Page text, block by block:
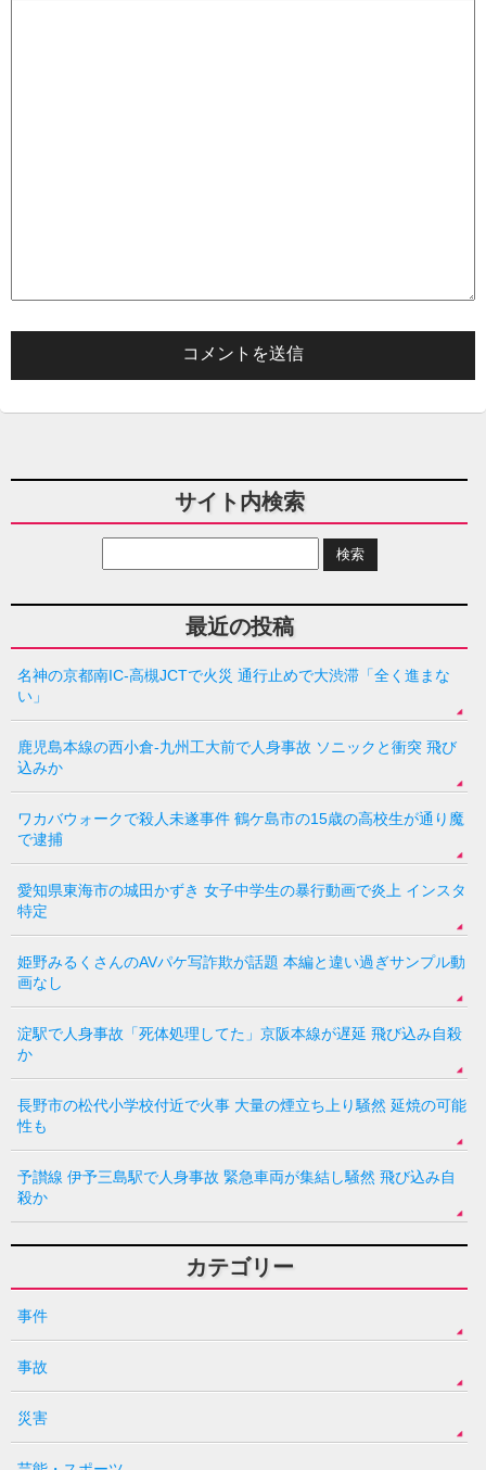
サイト内検索
最近の投稿
名神の京都南IC-高槻JCTで火災 通行止めで大渋滞「全く進まな
い」
鹿児島本線の西小倉-九州工大前で人身事故 ソニックと衝突 飛び
込みか
ワカバウォークで殺人未遂事件 鶴ケ島市の15歳の高校生が通り魔
で逮捕
愛知県東海市の城田かずき 女子中学生の暴行動画で炎上 インスタ
特定
姫野みるくさんのAVパケ写詐欺が話題 本編と違い過ぎサンプル動
画なし
淀駅で人身事故「死体処理してた」京阪本線が遅延 飛び込み自殺
か
長野市の松代小学校付近で火事 大量の煙立ち上り騒然 延焼の可能
性も
予讃線 伊予三島駅で人身事故 緊急車両が集結し騒然 飛び込み自
殺か
カテゴリー
事件
事故
災害